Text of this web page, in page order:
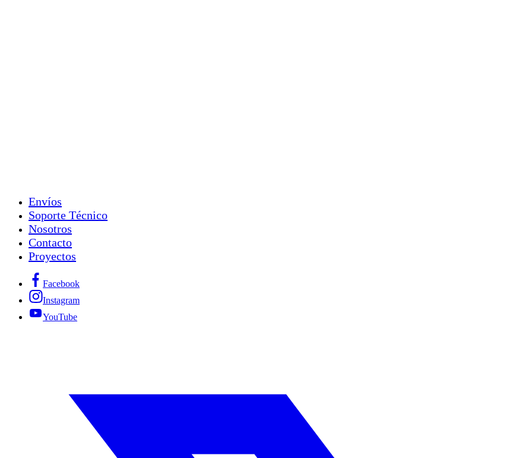
Envíos
Soporte Técnico
Nosotros
Contacto
Proyectos
Facebook
Instagram
YouTube